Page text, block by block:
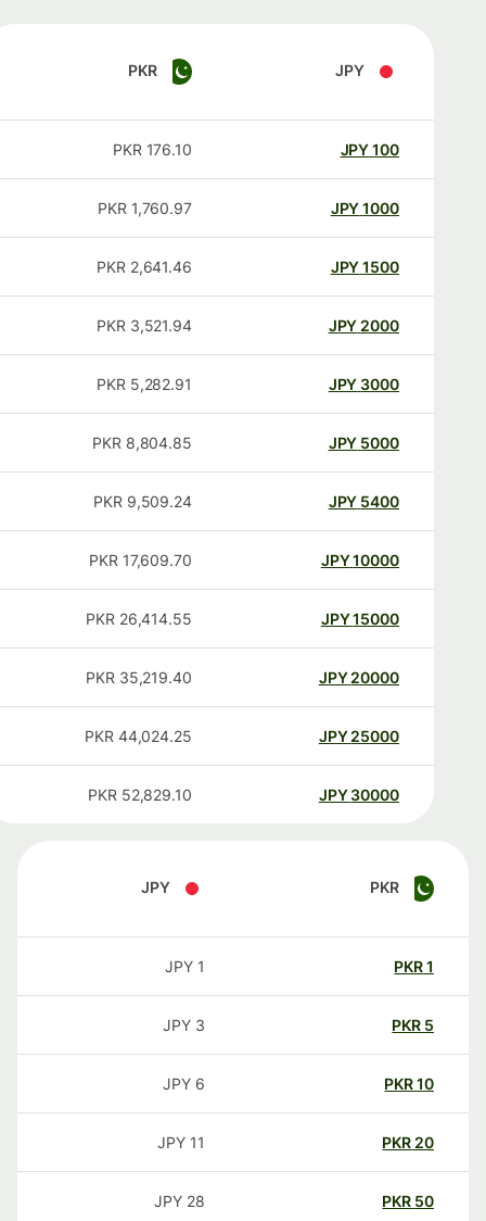
JPY
PKR
100
JPY
176.10
PKR
1000
JPY
1,760.97
PKR
1500
JPY
2,641.46
PKR
2000
JPY
3,521.94
PKR
3000
JPY
5,282.91
PKR
5000
JPY
8,804.85
PKR
5400
JPY
9,509.24
PKR
10000
JPY
17,609.70
PKR
15000
JPY
26,414.55
PKR
20000
JPY
35,219.40
PKR
25000
JPY
44,024.25
PKR
30000
JPY
52,829.10
PKR
PKR
JPY
PKR
JPY
PKR
JPY
PKR
JPY
20
PKR
JPY
50
PKR
JPY